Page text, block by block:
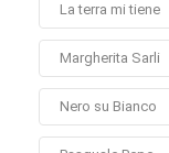
La terra mi tiene
Margherita Sarli
Nero su Bianco